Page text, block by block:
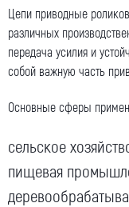
Цепи приводные
различных
передача усилия и
собой важную часть
Основные сферы
сельское
пищевая
Номер